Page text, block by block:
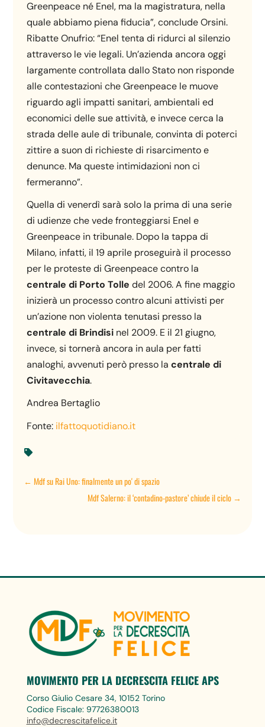
Greenpeace né Enel, ma la magistratura, nella
quale abbiamo piena fiducia”, conclude Orsini.
Ribatte Onufrio: “Enel tenta di ridurci al silenzio
attraverso le vie legali. Un’azienda ancora oggi
largamente controllata dallo Stato non risponde
alle contestazioni che Greenpeace le muove
riguardo agli impatti sanitari, ambientali ed
economici delle sue attività, e invece cerca la
strada delle aule di tribunale, convinta di poterci
zittire a suon di richieste di risarcimento e
denunce. Ma queste intimidazioni non ci
fermeranno”.
Quella di venerdì sarà solo la prima di una serie
di udienze che vede fronteggiarsi Enel e
Greenpeace in tribunale. Dopo la tappa di
Milano, infatti, il 19 aprile proseguirà il processo
per le proteste di Greenpeace contro la
centrale di Porto Tolle del 2006. A fine maggio
inizierà un processo contro alcuni attivisti per
un’azione non violenta tenutasi presso la
centrale di Brindisi nel 2009. E il 21 giugno,
invece, si tornerà ancora in aula per fatti
analoghi, avvenuti però presso lacentrale di
Civitavecchia.
Andrea Bertaglio
Fonte: ilfattoquotidiano.it

←Mdf su Rai Uno: finalmente un po' di spazio
Mdf Salerno: il ‘contadino-pastore’ chiude il ciclo→
MOVIMENTO PER LA DECRESCITA FELICE APS
Corso Giulio Cesare 34, 10152 Torino
Codice Fiscale: 97726380013
info@decrescitafelice.it